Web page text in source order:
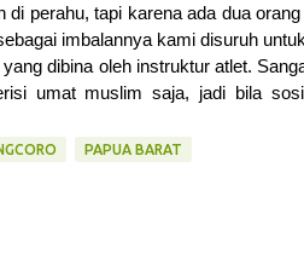
di perahu, tapi karena ada dua
imbalannya kami disuruh
dibina oleh instruktur atlet.
umat muslim saja, jadi bila
PAPUA BARAT